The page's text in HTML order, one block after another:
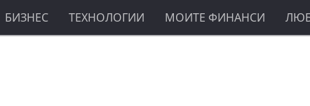
БИЗНЕС ТЕХНОЛОГИИ МОИТЕ ФИНАНСИ